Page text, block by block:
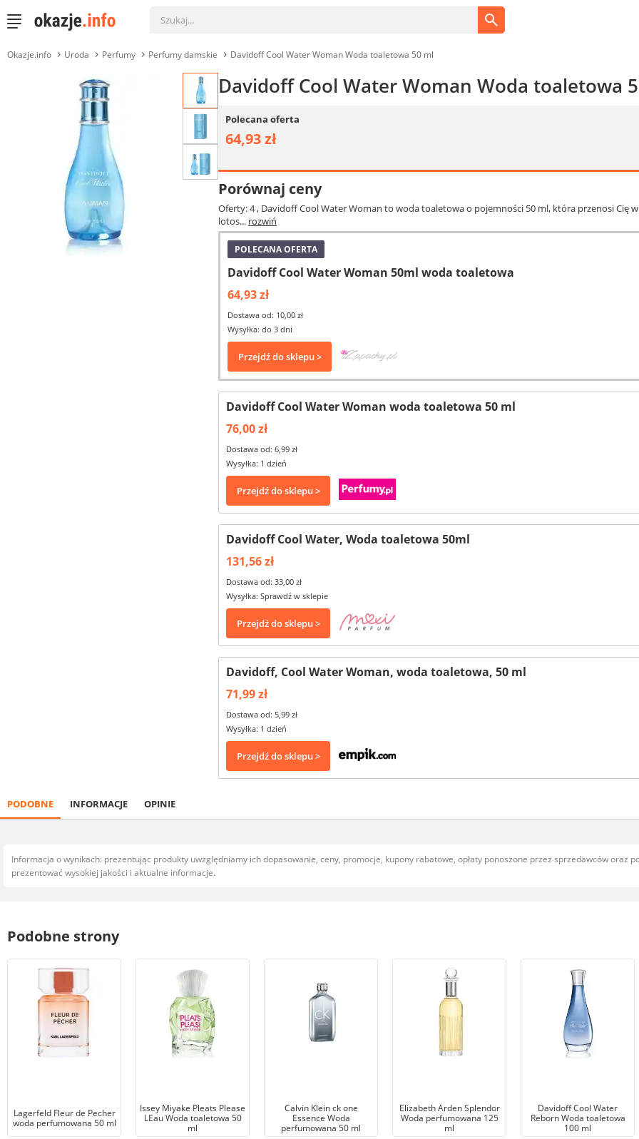
Okazje.info Uroda Perfumy Perfumy damskie Davidoff Cool Water Woman Woda toaletowa 50 ml
Davidoff Cool Water Woman Woda toaletowa
Polecana oferta
64,93 zł
Porównaj ceny
Oferty: 4, Davidoff Cool Water Woman to woda toaletowa o pojemności 50 ml, która przenosi Cię
lotos... rozwiń
POLECANA OFERTA
Davidoff Cool Water Woman 50ml woda toaletowa
64,93 zł
Dostawa od: 10,00 zł
Wysyłka: do 3 dni
Przejdź do sklepu >
Davidoff Cool Water Woman woda toaletowa 50 ml
76,00 zł
Dostawa od: 6,99 zł
Wysyłka: 1 dzień
Przejdź do sklepu >
Davidoff Cool Water, Woda toaletowa 50ml
131,56 zł
Dostawa od: 33,00 zł
Wysyłka: Sprawdź w sklepie
Przejdź do sklepu >
Davidoff, Cool Water Woman, woda toaletowa, 50 ml
71,99 zł
Dostawa od: 5,99 zł
Wysyłka: 1 dzień
Przejdź do sklepu >
PODOBNE INFORMACJE OPINIE
Informacja o wynikach: prezentując produkty uwzględniamy ich dopasowanie, ceny, promocje, kupony rabatowe, opłaty ponoszone przez sprzedawców oraz
prezentować wysokiej jakości i aktualne informacje.
Podobne strony
Lagerfeld Fleur de Pecher
woda perfumowana 50 ml
Issey Miyake Pleats Please
LEau Woda toaletowa 50
ml
Calvin Klein ck one
Essence Woda
perfumowana 50 ml
Elizabeth Arden Splendor
Woda perfumowana 125
ml
Davidoff Cool Water
Reborn Woda toaletowa
100 ml